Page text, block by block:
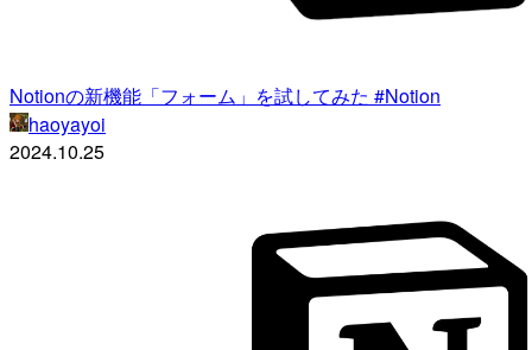
Notionの新機能「フォーム」を試してみた #Notion
haoyayoi
2024.10.25